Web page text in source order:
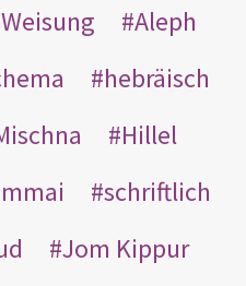
Weisung
Aleph
hebräisch
Hillel
schriftlich
Jom Kippur